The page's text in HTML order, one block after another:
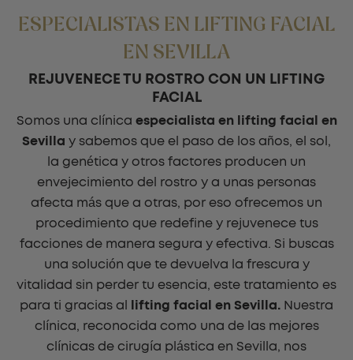
ESPECIALISTAS EN LIFTING FACIAL
EN SEVILLA
REJUVENECE TU ROSTRO CON UN LIFTING
FACIAL
Somos una clínica especialista en lifting facial en
Sevilla y sabemos que el paso de los años, el sol,
la genética y otros factores producen un
envejecimiento del rostro y a unas personas
afecta más que a otras, por eso ofrecemos un
procedimiento que redefine y rejuvenece tus
facciones de manera segura y efectiva. Si buscas
una solución que te devuelva la frescura y
vitalidad sin perder tu esencia, este tratamiento es
para ti gracias al
lifting facial en Sevilla. Nuestra
clínica, reconocida como una de las mejores
clínicas de cirugía plástica en Sevilla, nos